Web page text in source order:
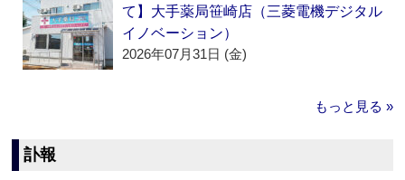
て】大手薬局笹崎店（三菱電機デジタル
イノベーション）
2026年07月31日 (金)
もっと見る »
訃報